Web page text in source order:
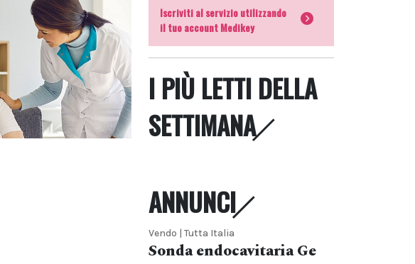
Iscriviti al servizio utilizzando
il tuo account Medikey
I PIÙ LETTI DELLA
SETTIMANA
ANNUNCI
Vendo | Tutta Italia
Sonda endocavitaria Ge